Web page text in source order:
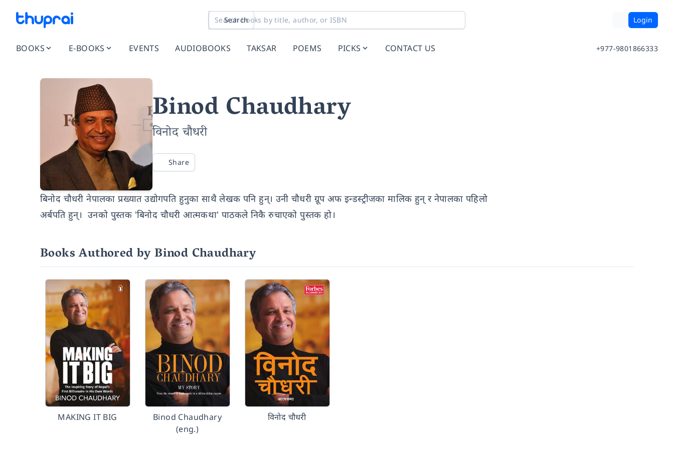
Search Login
BOOKS E-BOOKS EVENTS AUDIOBOOKS TAKSAR POEMS PICKS CONTACT US +977-9801866333
Binod Chaudhary
विनोद चौधरी
Share
बिनोद चौधरी नेपालका प्रख्यात उद्योगपति हुनुका साथै लेखक पनि हुन्। उनी चौधरी ग्रूप अफ इन्डस्ट्रीजका मालिक हुन् र नेपालका पहिलो
अर्बपति हुन्। उनको पुस्तक 'बिनोद चौधरी आत्मकथा' पाठकले निकै रुचाएको पुस्तक हो।
Books Authored by Binod Chaudhary
MAKING IT BIG
Binod Chaudhary
(eng.)
विनोद चौधरी